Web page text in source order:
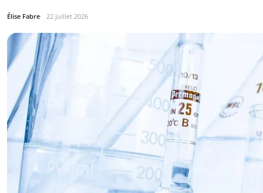
Élise Fabre 22 juillet 2026